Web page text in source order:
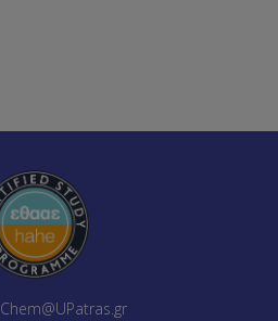
Chem@UPatras.gr